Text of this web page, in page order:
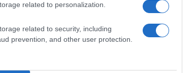
related to personalization.
related to security, including
prevention, and other user protection.
Stampa|Pubblicità|Segnala